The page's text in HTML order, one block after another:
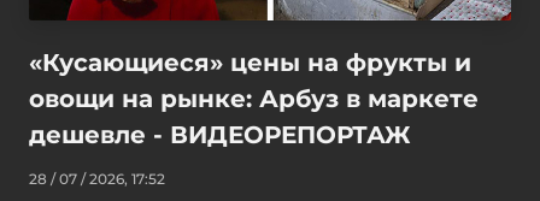
«Кусающиеся» цены на фрукты и
овощи на рынке: Арбуз в маркете
дешевле - ВИДЕОРЕПОРТАЖ
28 / 07 / 2026, 17:52